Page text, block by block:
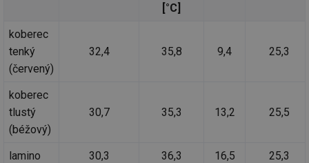
[°C]
koberec
tenký
(červený)
32,4 35,8 9,4 25,3
koberec
tlustý
(béžový)
30,7 35,3 13,2 25,5
lamino 30,3 36,3 16,5
25,3